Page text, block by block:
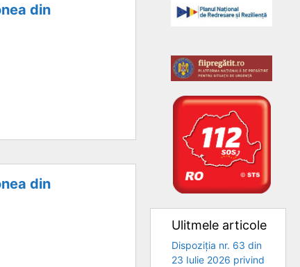
din
din
Ulitmele articole
Dispoziția nr. 63 din
23 Iulie 2026 privind